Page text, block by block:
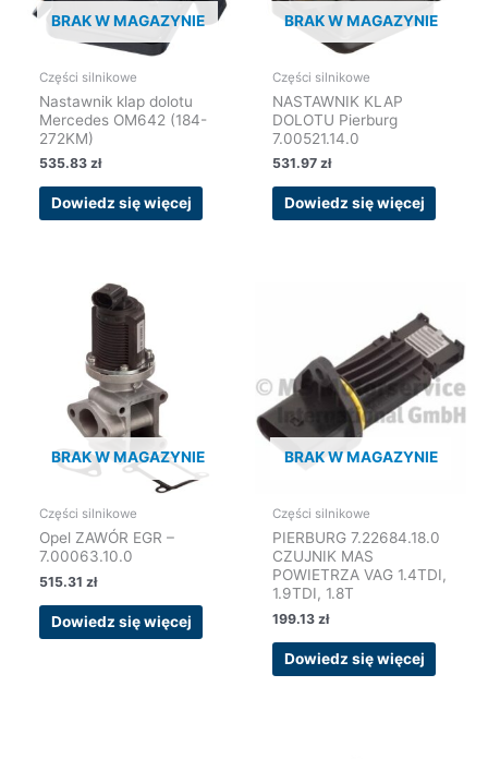
BRAK W MAGAZYNIE
Części silnikowe
Nastawnik klap dolotu
Mercedes OM642 (184-
272KM)
535.83zł
Dowiedz się więcej
BRAK W MAGAZYNIE
Części silnikowe
NASTAWNIK KLAP
DOLOTU Pierburg
7.00521.14.0
531.97zł
Dowiedz się więcej
BRAK W MAGAZYNIE
Części silnikowe
Opel ZAWÓR EGR –
7.00063.10.0
515.31zł
Dowiedz się więcej
BRAK W MAGAZYNIE
Części silnikowe
PIERBURG 7.22684.18.0
CZUJNIK MAS
POWIETRZA VAG 1.4TDI,
1.9TDI, 1.8T
199.13zł
Dowiedz się więcej